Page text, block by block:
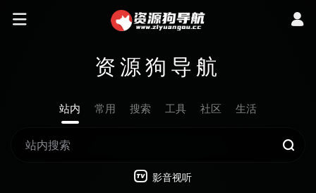
资源狗导航
站内 常用 搜索 工具 社区 生活
影音视听